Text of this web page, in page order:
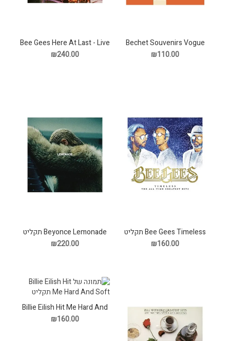
Bechet Souvenirs Vogue
תקליט
₪110.00
Bee Gees Here At Last - Live
תקליט
₪240.00
Bee Gees Timeless תקליט
₪160.00
Beyonce Lemonade תקליט
₪220.00
Billie Eilish Hit Me Hard And
Soft תקליט
₪160.00